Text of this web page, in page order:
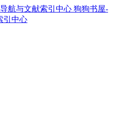
狗狗书屋-
引中心